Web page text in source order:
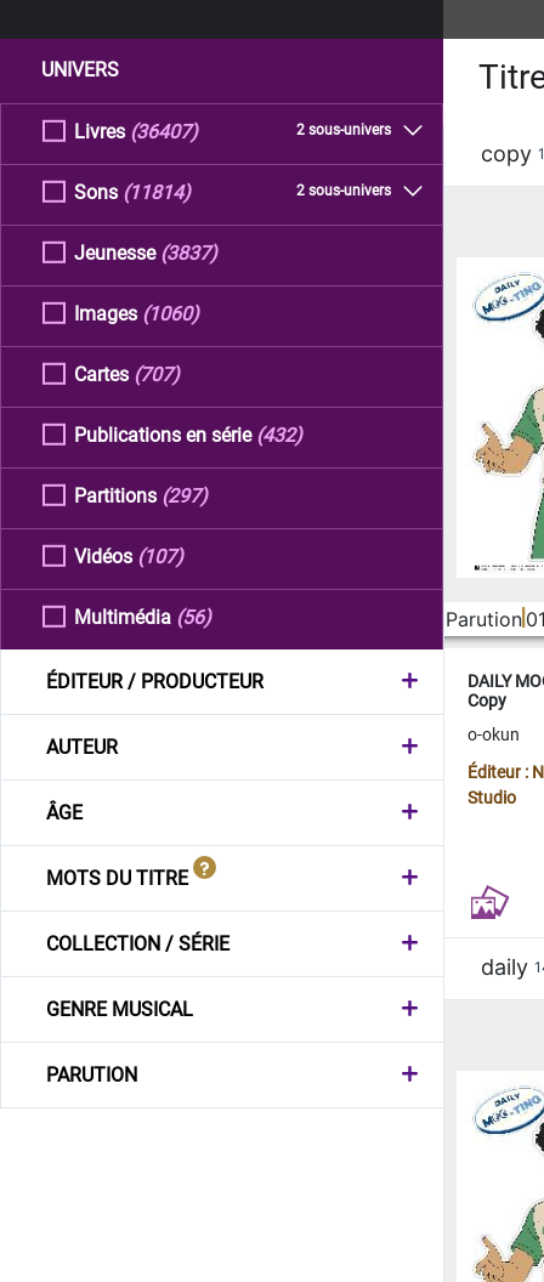
UNIVERS
Livres 2 sous-univers
(36407)
Sons 2 sous-univers
(11814)
Jeunesse (3837)
Images (1060)
Cartes (707)
Publications en série (432)
Partitions (297)
Vidéos (107)
Multimédia (56)
ÉDITEUR / PRODUCTEUR
AUTEUR
ÂGE
MOTS DU TITRE
COLLECTION / SÉRIE
GENRE MUSICAL
PARUTION
copy
Parution
DAILY
Copy
o-okun
Éditeur :
Studio
daily